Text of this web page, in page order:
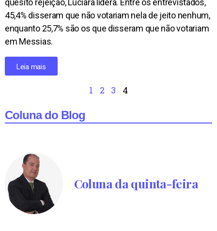
quesito rejeição, Luciara lidera. Entre os entrevistados,
45,4% disseram que não votariam nela de jeito nenhum,
enquanto 25,7% são os que disseram que não votariam
em Messias.
Leia mais
1 2 3 4
Coluna do Blog
Coluna da quinta-feira